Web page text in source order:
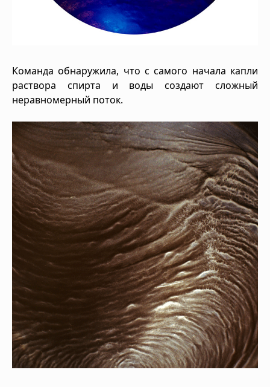
Команда обнаружила, что с самого начала капли
раствора спирта и воды создают сложный
неравномерный поток.